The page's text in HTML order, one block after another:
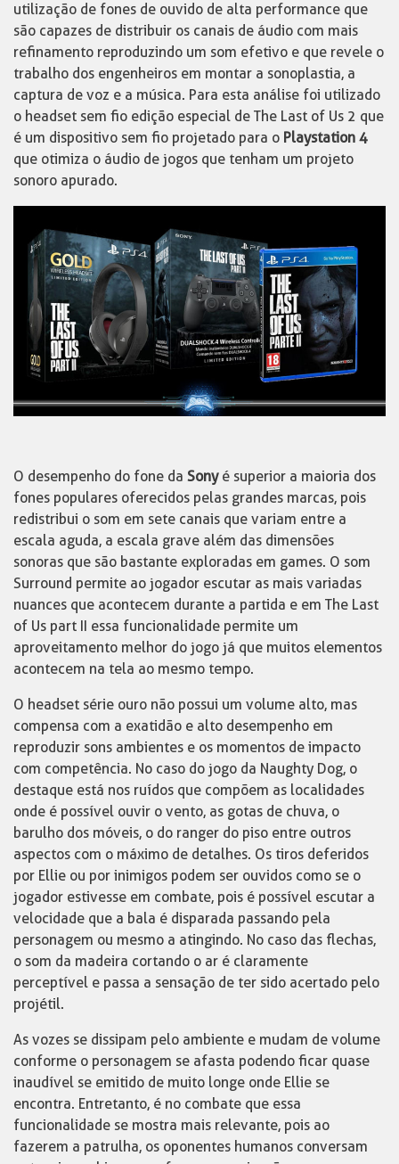
utilização de fones de ouvido de alta performance que
são capazes de distribuir os canais de áudio com mais
refinamento reproduzindo um som efetivo e que revele o
trabalho dos engenheiros em montar a sonoplastia, a
captura de voz e a música. Para esta análise foi utilizado
o headset sem fio edição especial de The Last of Us 2 que
é um dispositivo sem fio projetado para o Playstation 4
que otimiza o áudio de jogos que tenham um projeto
sonoro apurado.
O desempenho do fone da Sonyé superior a maioria dos
fones populares oferecidos pelas grandes marcas, pois
redistribui o som em sete canais que variam entre a
escala aguda, a escala grave além das dimensões
sonoras que são bastante exploradas em games. O som
Surround permite ao jogador escutar as mais variadas
nuances que acontecem durante a partida e em The Last
of Us part II essa funcionalidade permite um
aproveitamento melhor do jogo já que muitos elementos
acontecem na tela ao mesmo tempo.
O headset série ouro não possui um volume alto, mas
compensa com a exatidão e alto desempenho em
reproduzir sons ambientes e os momentos de impacto
com competência. No caso do jogo da Naughty Dog, o
destaque está nos ruídos que compõem as localidades
onde é possível ouvir o vento, as gotas de chuva, o
barulho dos móveis, o do ranger do piso entre outros
aspectos com o máximo de detalhes. Os tiros deferidos
por Ellie ou por inimigos podem ser ouvidos como se o
jogador estivesse em combate, pois é possível escutar a
velocidade que a bala é disparada passando pela
personagem ou mesmo a atingindo. No caso das flechas,
o som da madeira cortando o ar é claramente
perceptível e passa a sensação de ter sido acertado pelo
projétil.
As vozes se dissipam pelo ambiente e mudam de volume
conforme o personagem se afasta podendo ficar quase
inaudível se emitido de muito longe onde Ellie se
encontra. Entretanto, é no combate que essa
funcionalidade se mostra mais relevante, pois ao
fazerem a patrulha, os oponentes humanos conversam